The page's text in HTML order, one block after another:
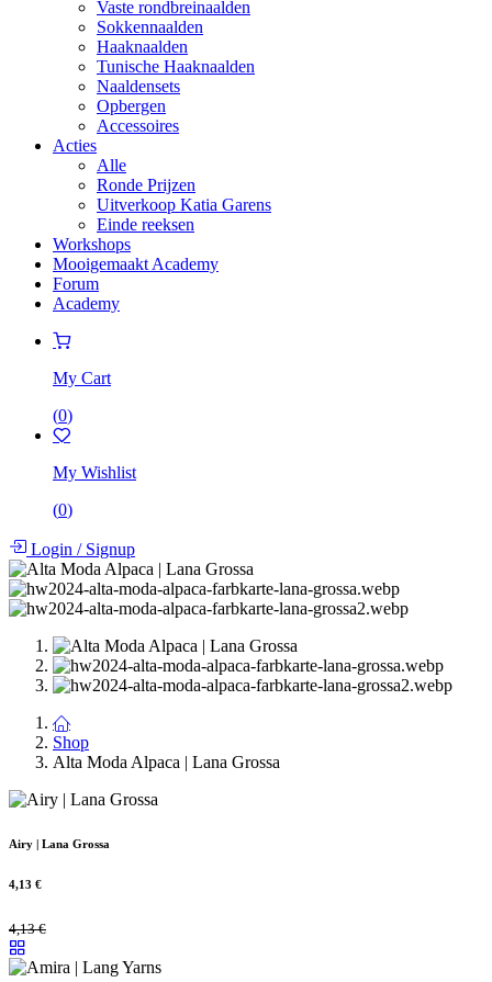
Vaste rondbreinaalden
Sokkennaalden
Haaknaalden
Tunische Haaknaalden
Naaldensets
Opbergen
Accessoires
Acties
Alle
Ronde Prijzen
Uitverkoop Katia Garens
Einde reeksen
Workshops
Mooigemaakt Academy
Forum
Academy
My Cart
(0)
My Wishlist
(0)
Login /Signup
Shop
Alta Moda Alpaca | Lana Grossa
Airy | Lana Grossa
4,13 €
4,13€